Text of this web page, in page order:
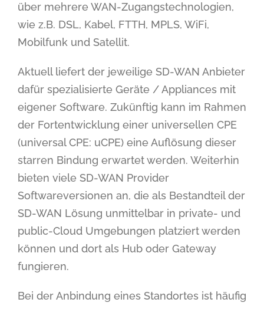
über mehrere WAN-Zugangstechnologien,
wie z.B. DSL, Kabel, FTTH, MPLS, WiFi,
Mobilfunk und Satellit.
Aktuell liefert der jeweilige SD-WAN Anbieter
dafür spezialisierte Geräte / Appliances mit
eigener Software. Zukünftig kann im Rahmen
der Fortentwicklung einer universellen CPE
(universal CPE: uCPE) eine Auflösung dieser
starren Bindung erwartet werden. Weiterhin
bieten viele SD-WAN Provider
Softwareversionen an, die als Bestandteil der
SD-WAN Lösung unmittelbar in private- und
public-Cloud Umgebungen platziert werden
können und dort als Hub oder Gateway
fungieren.
Bei der Anbindung eines Standortes ist häufig